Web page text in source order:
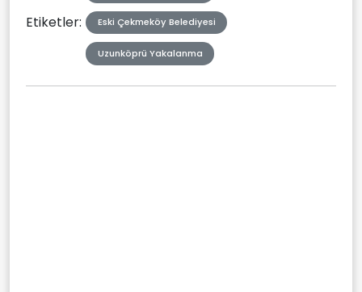
Etiketler: Eski Çekmeköy Belediyesi
Uzunköprü Yakalanma